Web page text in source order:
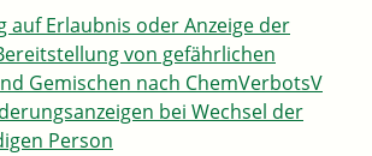
auf Erlaubnis oder Anzeige der
von gefährlichen
Gemischen nach ChemVerbotsV
bei Wechsel der
Person